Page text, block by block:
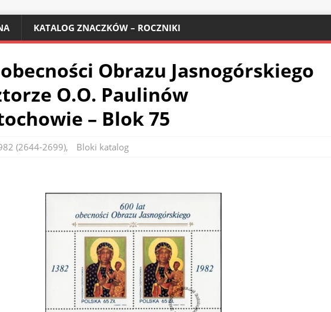
KATALOG ZNACZKÓW – ROCZNIKI
Obrazu Jasnogórskiego
O.O. Paulinów
– Blok 75
(2644-2699), Bloki katalog